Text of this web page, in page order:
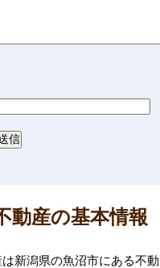
動産の基本情報
新潟県の魚沼市にある不動